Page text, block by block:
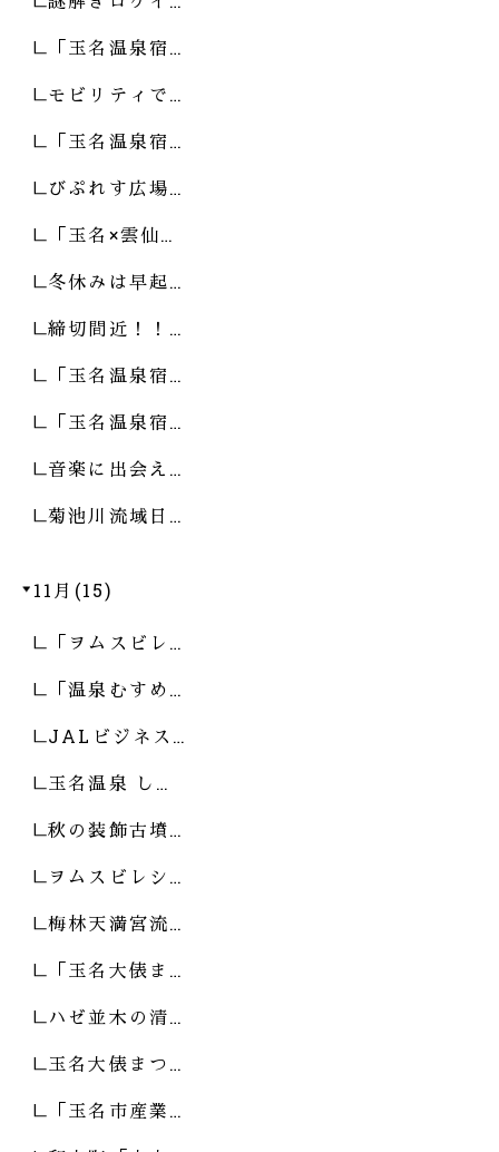
「玉名温泉宿…
モビリティで…
「玉名温泉宿…
びぷれす広場…
「玉名×雲仙…
冬休みは早起…
締切間近！！…
「玉名温泉宿…
「玉名温泉宿…
音楽に出会え…
菊池川流域日…
11月(15)
「ヲムスビレ…
「温泉むすめ…
JALビジネス…
玉名温泉 し…
秋の装飾古墳…
ヲムスビレシ…
梅林天満宮流…
「玉名大俵ま…
ハゼ並木の清…
玉名大俵まつ…
「玉名市産業…